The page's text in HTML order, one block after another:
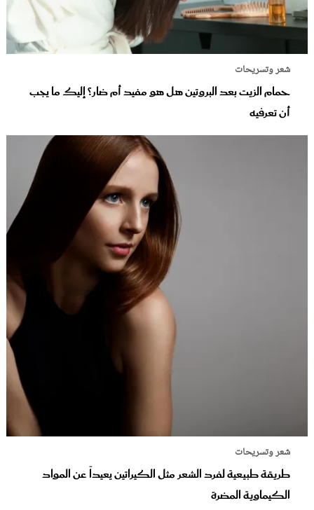
شعر وتسريحات
حمام الزيت بعد البروتين هل هو مفيد أم ضار؟ إليك ما يجب
أن تعرفيه
شعر وتسريحات
طريقة طبيعية لفرد الشعر مثل الكيراتين يعيداً عن المواد
الكيماوية المضرة